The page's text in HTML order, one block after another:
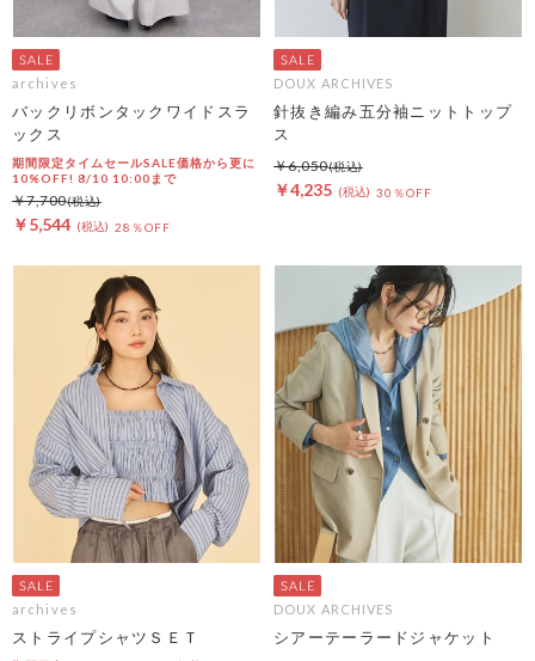
archives
バックリボンタックワイドスラ
ックス
期間限定タイムセールSALE価格から更に
10%OFF! 8/10 10:00まで
￥5,544 28％OFF
￥7,700
DOUX ARCHIVES
針抜き編み五分袖ニットトップ
ス
￥4,235 30％OFF
￥6,050
archives
ストライプシャツＳＥＴ
DOUX ARCHIVES
シアーテーラードジャケット